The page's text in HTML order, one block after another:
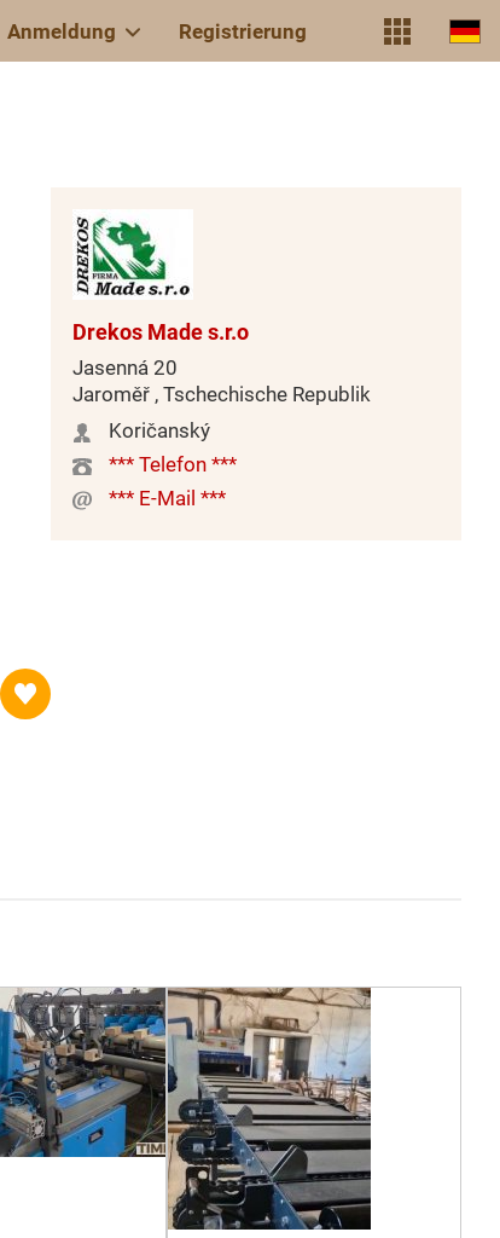
Anmeldung Registrierung
Drekos Made s.r.o
Jasenná 20
Jaroměř , Tschechische Republik
Koričanský
*** Telefon ***
*** E-Mail ***